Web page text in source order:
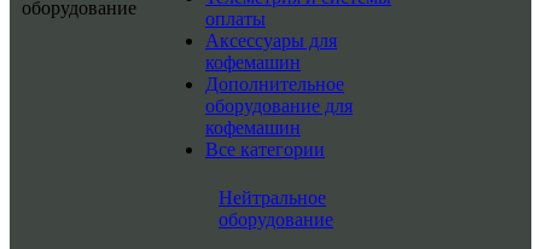
оплаты
Аксессуары для
кофемашин
Дополнительное
оборудование для
кофемашин
Все категории
Нейтральное
оборудование